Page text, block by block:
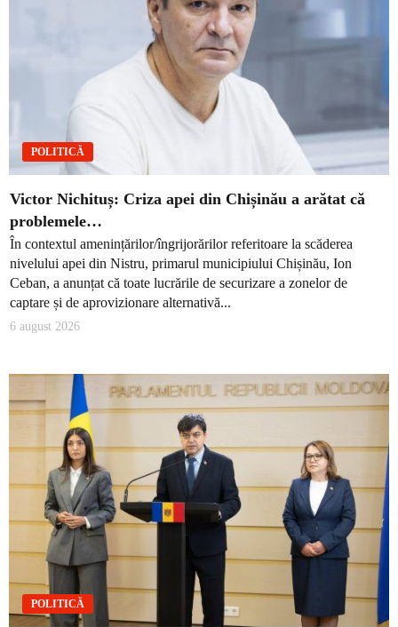
POLITICĂ
Victor Nichituș: Criza apei din Chișinău a arătat că
problemele…
În contextul amenințărilor/îngrijorărilor referitoare la scăderea
nivelului apei din Nistru, primarul municipiului Chișinău, Ion
Ceban, a anunțat că toate lucrările de securizare a zonelor de
captare și de aprovizionare alternativă...
6 august 2026
POLITICĂ